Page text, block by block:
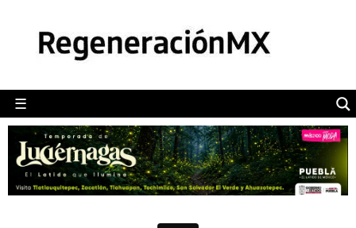
☰
POLÍTICA
CAMALEÓN
OPINIÓN
DEPORTES
ENGLISH SECTION